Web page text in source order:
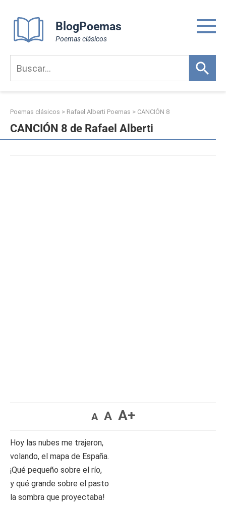
content
BlogPoemas
Poemas clásicos
Poemas clásicos > Rafael Alberti Poemas > CANCIÓN 8
CANCIÓN 8 de Rafael Alberti
A A A+
Hoy las nubes me trajeron,
volando, el mapa de España.
¡Qué pequeño sobre el río,
y qué grande sobre el pasto
la sombra que proyectaba!